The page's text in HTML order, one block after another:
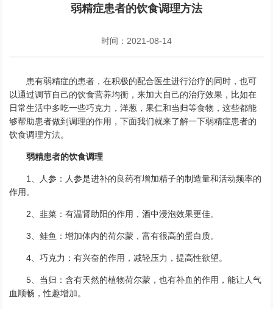
弱精症患者的饮食调理方法
时间：2021-08-14
患有弱精症的患者，在积极的配合医生进行治疗的同时，也可
以通过调节自己的饮食营养均衡，来加大自己的治疗效果，比如在
日常生活中多吃一些巧克力，洋葱，果仁和当归等食物，这些都能
够帮助患者做到调理的作用，下面我们就来了解一下弱精症患者的
饮食调理方法。
弱精患者的饮食调理
1、人参：人参是进补的良药有增加精子的制造量和活动频率的
作用。
2、韭菜：有温肾助阳的作用，酒中浸泡效果更佳。
3、鲑鱼：增加体内的荷尔蒙，富有很高的蛋白质。
4、巧克力：有兴奋的作用，减轻压力，提高性欲望。
5、当归：含有天然的植物荷尔蒙，也有补血的作用，能让人气
血顺畅，性趣增加。